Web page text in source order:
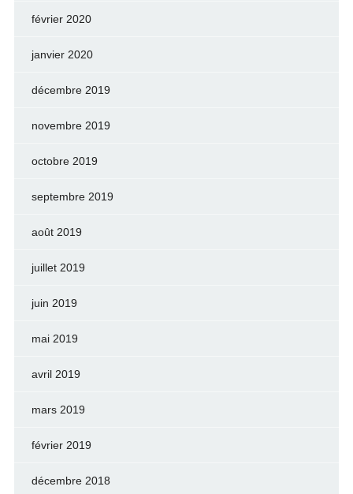
février 2020
janvier 2020
décembre 2019
novembre 2019
octobre 2019
septembre 2019
août 2019
juillet 2019
juin 2019
mai 2019
avril 2019
mars 2019
février 2019
décembre 2018